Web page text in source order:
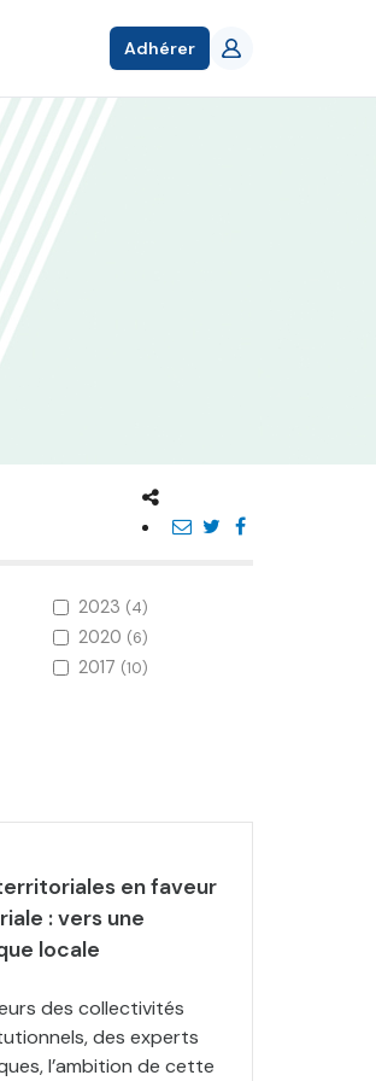
Adhérer
2023 (4)
2020 (6)
2017 (10)
en faveur
: vers une
locale
des collectivités
des experts
l’ambition de cette